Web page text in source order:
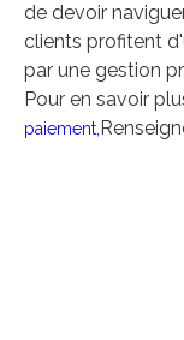
de devoir
clients profitent
par une gestion
Pour en savoir
paiement,